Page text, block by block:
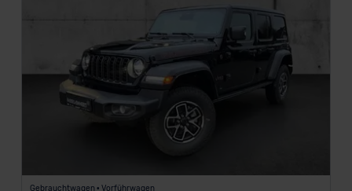
Gebrauchtwagen • Vorführwagen